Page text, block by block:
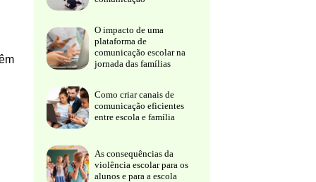
O impacto de uma
plataforma de
comunicação escolar na
jornada das famílias
Como criar canais de
comunicação eficientes
entre escola e família
As consequências da
violência escolar para os
alunos e para a escola